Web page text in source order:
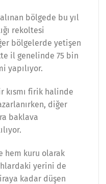
bölgede bu yıl
rekoltesi
bölgelerde yetişen
il genelinde 75 bin
yapılıyor.
kısmı firik halinde
diğer
baklava
hem kuru olarak
yerini de
kadar düşen